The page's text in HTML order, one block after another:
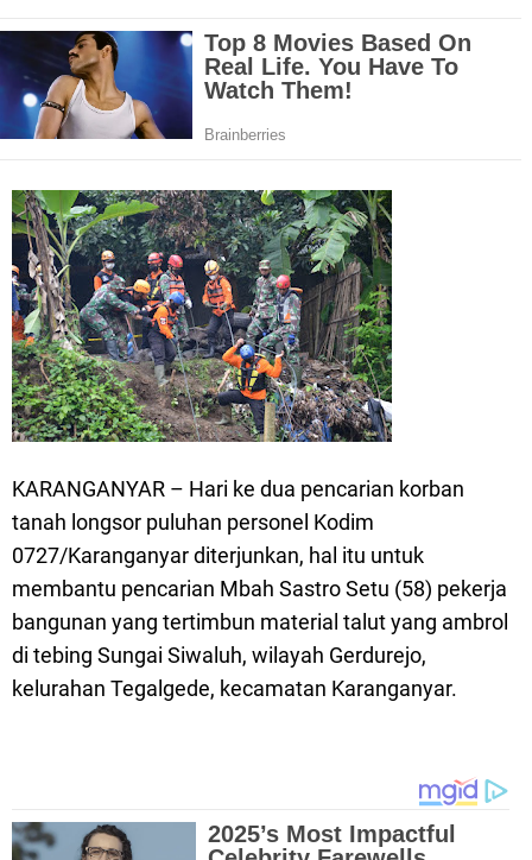
KARANGANYAR – Hari ke dua pencarian korban
tanah longsor puluhan personel Kodim
0727/Karanganyar diterjunkan, hal itu untuk
membantu pencarian Mbah Sastro Setu (58) pekerja
bangunan yang tertimbun material talut yang ambrol
di tebing Sungai Siwaluh, wilayah Gerdurejo,
kelurahan Tegalgede, kecamatan Karanganyar.